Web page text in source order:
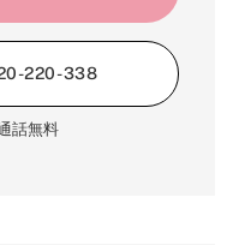
220-338
話無料